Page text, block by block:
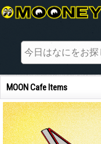
MOON Cafe Items